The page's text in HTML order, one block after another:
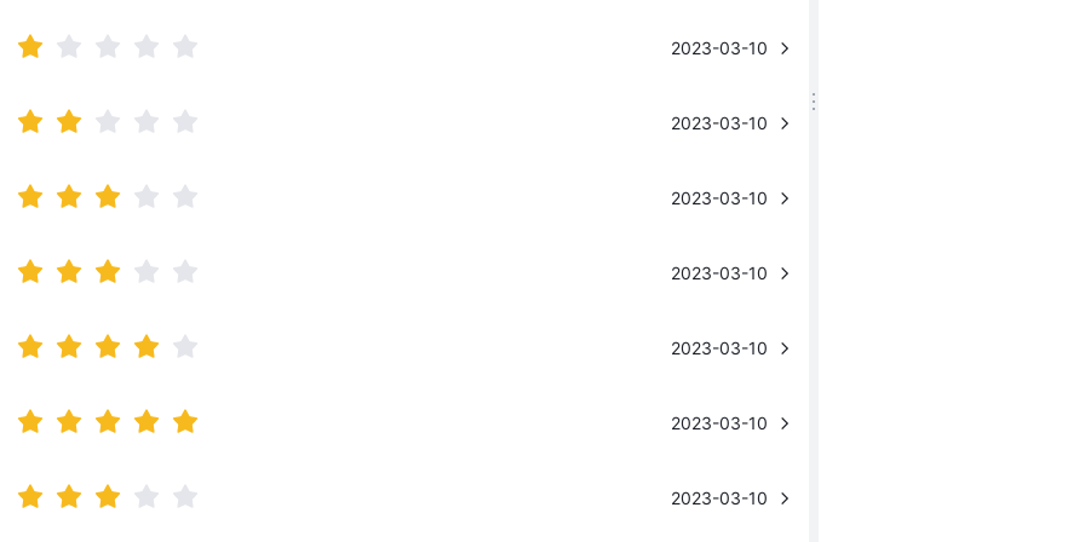
2023-03-10
2023-03-10
2023-03-10
2023-03-10
2023-03-10
2023-03-10
2023-03-10